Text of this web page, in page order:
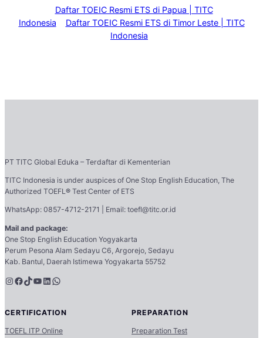
Daftar TOEIC Resmi ETS di Papua | TITC
Indonesia
Daftar TOEIC Resmi ETS di Timor Leste | TITC
Indonesia
PT TITC Global Eduka – Terdaftar di Kementerian
TITC Indonesia is under auspices of One Stop English Education, The
Authorized TOEFL® Test Center of ETS
WhatsApp: 0857-4712-2171 | Email: toefl@titc.or.id
Mail and package:
One Stop English Education Yogyakarta
Perum Pesona Alam Sedayu C6, Argorejo, Sedayu
Kab. Bantul, Daerah Istimewa Yogyakarta 55752
Instagram Facebook TikTok YouTube LinkedIn WhatsApp
CERTIFICATION
TOEFL ITP Online
PREPARATION
Preparation Test